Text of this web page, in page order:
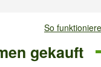
So
gekauft